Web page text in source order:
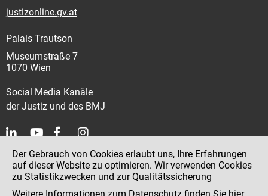
justizonline.gv.at
Palais Trautson
Museumstraße 7
1070 Wien
Social Media Kanäle
der Justiz und des BMJ
Kontakt
Impressum
Der Gebrauch von Cookies erlaubt uns, Ihre Erfahrungen
auf dieser Website zu optimieren. Wir verwenden Cookies
zu Statistikzwecken und zur Qualitätssicherung